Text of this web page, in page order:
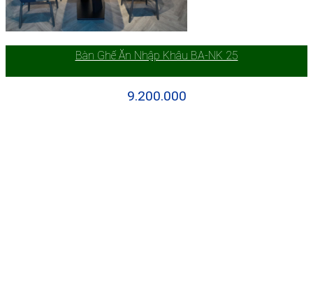
Bàn Ghế Ăn Nhập Khâu BA-NK 25
9.200.000